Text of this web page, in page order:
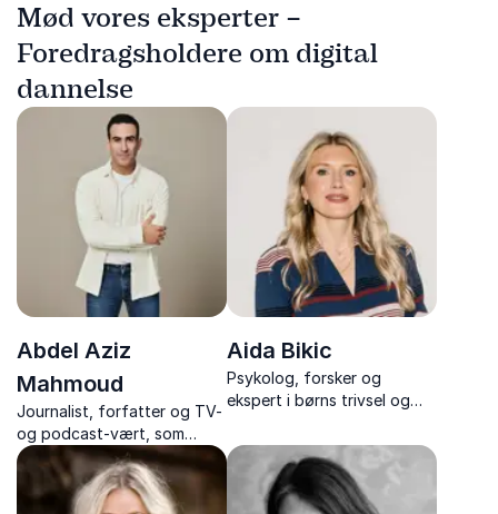
Mød vores eksperter –
Foredragsholdere om digital
dannelse
Abdel Aziz
Mahmoud
Journalist, forfatter og TV-
og podcast-vært, som
inspirerer med foredrag om
diversitet, identitet og
inklusion – med humor,
Aida Bikic
Psykolog, forsker og
ekspert i børns trivsel og
forskningsbaggrund – få
viden og værktøjer til
følelsesregulering og